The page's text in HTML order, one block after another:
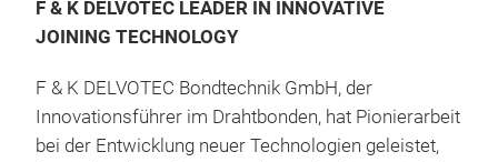
F & K DELVOTEC LEADER IN INNOVATIVE
JOINING TECHNOLOGY
F & K DELVOTEC Bondtechnik GmbH, der
Innovationsführer im Drahtbonden, hat Pionierarbeit
bei der Entwicklung neuer Technologien geleistet,